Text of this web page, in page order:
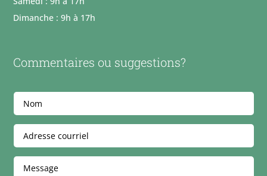
Dimanche : 9h à 17h
Commentaires ou suggestions?